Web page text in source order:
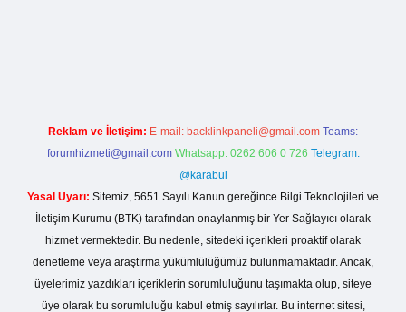
Reklam ve İletişim: E-mail: backlinkpaneli@gmail.com Teams:
forumhizmeti@gmail.com Whatsapp: 0262 606 0 726 Telegram:
@karabul
Yasal Uyarı: Sitemiz, 5651 Sayılı Kanun gereğince Bilgi Teknolojileri ve
İletişim Kurumu (BTK) tarafından onaylanmış bir Yer Sağlayıcı olarak
hizmet vermektedir. Bu nedenle, sitedeki içerikleri proaktif olarak
denetleme veya araştırma yükümlülüğümüz bulunmamaktadır. Ancak,
üyelerimiz yazdıkları içeriklerin sorumluluğunu taşımakta olup, siteye
üye olarak bu sorumluluğu kabul etmiş sayılırlar. Bu internet sitesi,